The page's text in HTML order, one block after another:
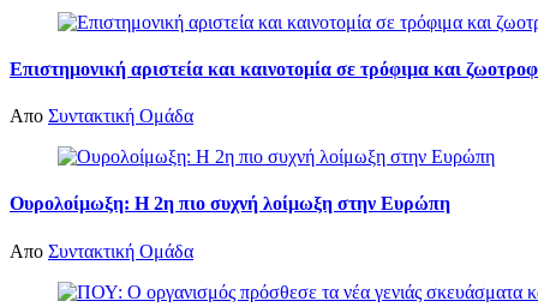
Επιστημονική αριστεία και καινοτομία σε τρόφιμα και
Απο Συντακτική Ομάδα
Ουρολοίμωξη: Η 2η πιο συχνή λοίμωξη στην Ευρώπη
Απο Συντακτική Ομάδα